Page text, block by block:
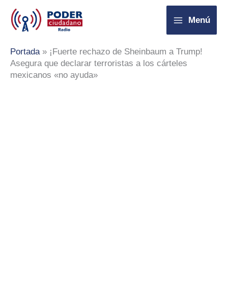
contenido
Menú
Portada» ¡Fuerte rechazo de Sheinbaum a Trump!
Asegura que declarar terroristas a los cárteles
mexicanos «no ayuda»